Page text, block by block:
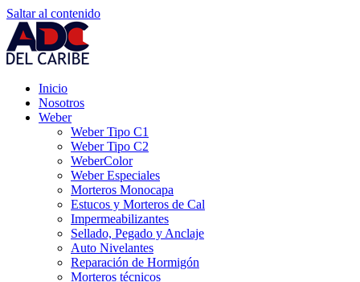
Saltar al contenido
Inicio
Nosotros
Weber
Weber Tipo C1
Weber Tipo C2
WeberColor
Weber Especiales
Morteros Monocapa
Estucos y Morteros de Cal
Impermeabilizantes
Sellado, Pegado y Anclaje
Auto Nivelantes
Reparación de Hormigón
Morteros técnicos